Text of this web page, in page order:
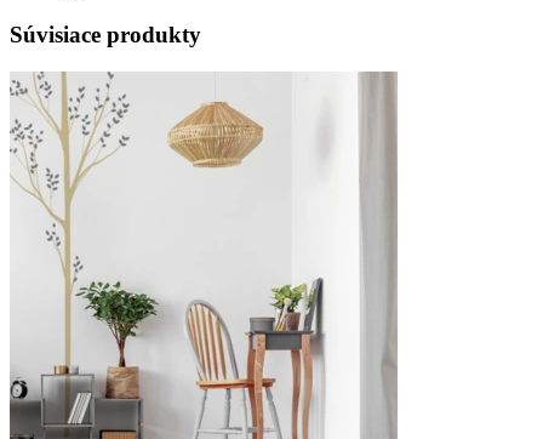
Súvisiace produkty